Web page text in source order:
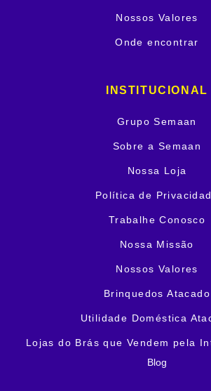
Nossos Valores
Onde encontrar
INSTITUCIONAL
Grupo Semaan
Sobre a Semaan
Nossa Loja
Política de
Trabalhe Conosco
Nossa Missão
Nossos Valores
Brinquedos Atacado
Utilidade Doméstica
Lojas do Brás que Vendem pela
Blog